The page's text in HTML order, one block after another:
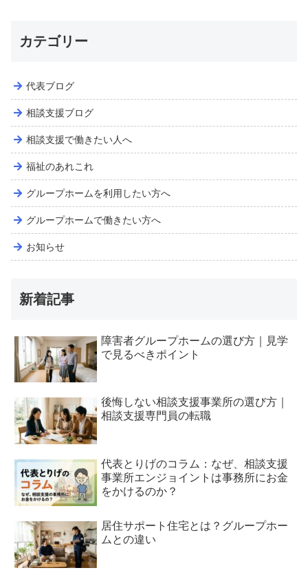
カテゴリー
代表ブログ
相談支援ブログ
相談支援で働きたい人へ
福祉のあれこれ
グループホームを利用したい方へ
グループホームで働きたい方へ
お知らせ
新着記事
障害者グループホームの選び方｜見学
で見るべきポイント
後悔しない相談支援事業所の選び方｜
相談支援専門員の転職
代表とりげのコラム：なぜ、相談支援
事業所エンジョイントは事務所にお金
をかけるのか？
居住サポート住宅とは？グループホー
ムとの違い